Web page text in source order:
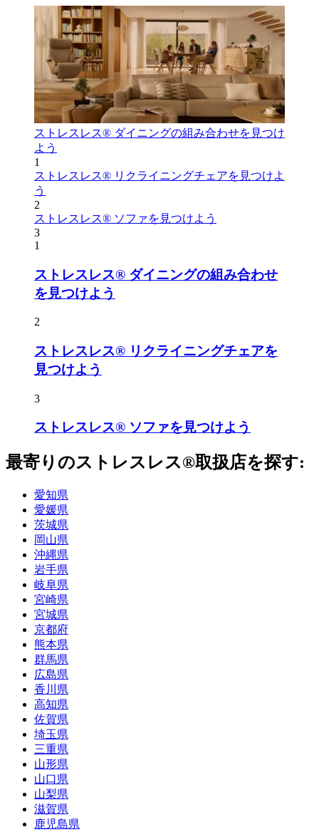
ストレスレス® ダイニングの組み合わせを見つけ
よう
1
ストレスレス® リクライニングチェアを見つけよ
う
2
ストレスレス® ソファを見つけよう
3
1
ストレスレス® ダイニングの組み合わせ
を見つけよう
2
ストレスレス® リクライニングチェアを
見つけよう
3
ストレスレス® ソファを見つけよう
最寄りのストレスレス®取扱店を探す:
愛知県
愛媛県
茨城県
岡山県
沖縄県
岩手県
岐阜県
宮崎県
宮城県
京都府
熊本県
群馬県
広島県
香川県
高知県
佐賀県
埼玉県
三重県
山形県
山口県
山梨県
滋賀県
鹿児島県